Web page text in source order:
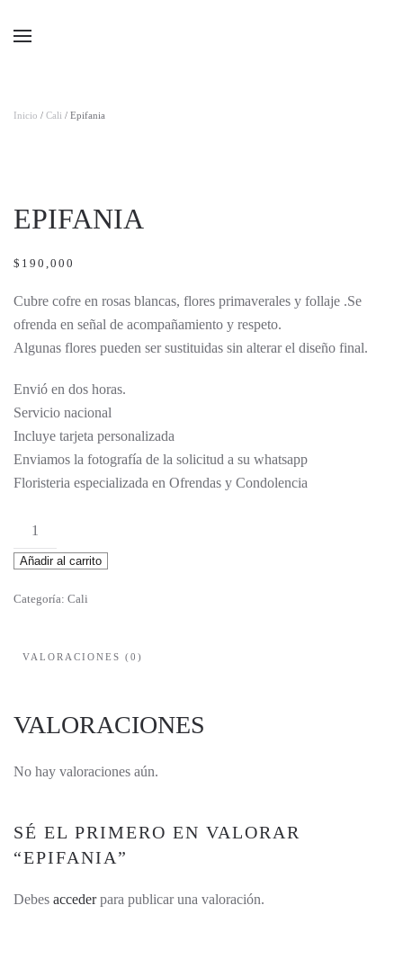
Inicio / Cali / Epifania
EPIFANIA
$ 190,000
Cubre cofre en rosas blancas, flores primaverales y follaje .Se
ofrenda en señal de acompañamiento y respeto.
Algunas flores pueden ser sustituidas sin alterar el diseño final.
Envió en dos horas.
Servicio nacional
Incluye tarjeta personalizada
Enviamos la fotografía de la solicitud a su whatsapp
Floristeria especializada en Ofrendas y Condolencia
Epifania
cantidad
Añadir al carrito
Categoría: Cali
VALORACIONES (0)
VALORACIONES
No hay valoraciones aún.
SÉ EL PRIMERO EN VALORAR
“EPIFANIA”
Debes accederpara publicar una valoración.